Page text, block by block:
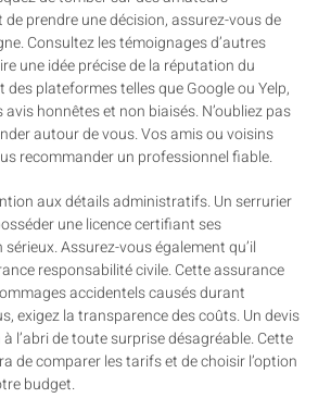
prendre une décision, assurez-vous de
Consultez les témoignages d’autres
une idée précise de la réputation du
des plateformes telles que Google ou Yelp,
honnêtes et non biaisés. N’oubliez pas
autour de vous. Vos amis ou voisins
recommander un professionnel fiable.
aux détails administratifs. Un serrurier
une licence certifiant ses
Assurez-vous également qu’il
responsabilité civile. Cette assurance
accidentels causés durant
exigez la transparence des coûts. Un devis
l’abri de toute surprise désagréable. Cette
de comparer les tarifs et de choisir l’option
budget.